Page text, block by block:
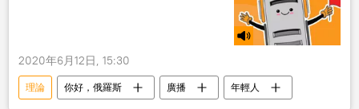
2020年6月12日, 15:30
理論 你好，俄羅斯 廣播 年輕人